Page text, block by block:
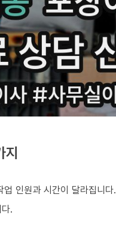
지
인원과 시간이 달라집니다.
.